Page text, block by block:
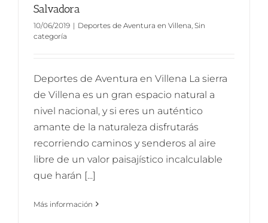
Salvadora
10/06/2019 | Deportes de Aventura en Villena Sin
categoría
Deportes de Aventura en Villena La sierra
de Villena es un gran espacio natural a
nivel nacional, y si eres un auténtico
amante de la naturaleza disfrutarás
recorriendo caminos y senderos al aire
libre de un valor paisajístico incalculable
que harán [...]
Más información